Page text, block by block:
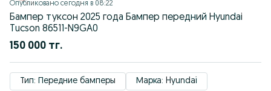
Опубликовано сегодня в 08:22
Бампер туксон 2025 года Бампер передний Hyundai
Tucson 86511-N9GA0
150 000 тг.
Тип: Передние бамперы Марка: Hyundai